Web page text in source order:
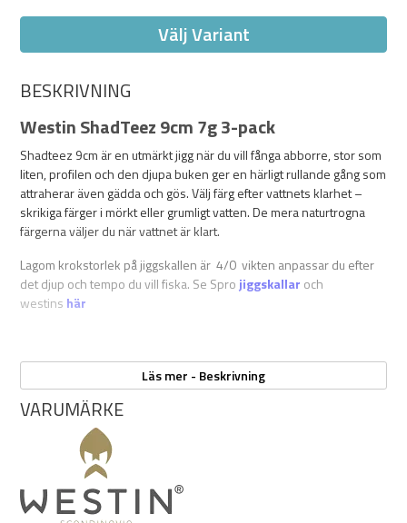
Välj Variant
BESKRIVNING
Westin ShadTeez 9cm 7g 3-pack
Shadteez 9cm är en utmärkt jigg när du vill fånga abborre, stor som
liten, profilen och den djupa buken ger en härligt rullande gång som
attraherar även gädda och gös. Välj färg efter vattnets klarhet –
skrikiga färger i mörkt eller grumligt vatten. De mera naturtrogna
färgerna väljer du när vattnet är klart.
Lagom krokstorlek på jiggskallen är 4/0 vikten anpassar du efter
det djup och tempo du vill fiska. Se Spro jiggskallar och
westins här
Optimerad flexibilitet
Handmålade detaljerade färger
9cm 7g
3 pack
Lagom krokstorlek på jiggskallen är 4/0 eller 5/0
Läs mer - Beskrivning
VARUMÄRKE